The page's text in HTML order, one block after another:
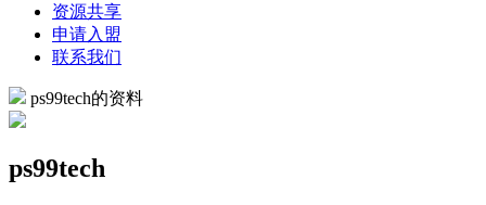
资源共享
申请入盟
联系我们
ps99tech的资料
ps99tech